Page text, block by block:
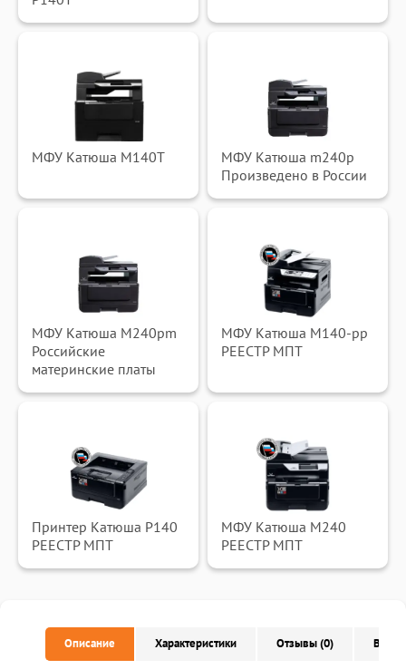
МФУ Катюша M140T
МФУ Катюша m240p
Произведено в России
МФУ Катюша M240pm
Российские
материнские платы
МФУ Катюша M140-pp
РЕЕСТР МПТ
Принтер Катюша P140
РЕЕСТР МПТ
МФУ Катюша M240
РЕЕСТР МПТ
Описание Характеристики Отзывы (0)